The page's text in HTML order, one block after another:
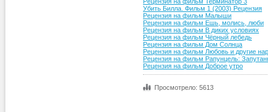
Убить Билла. Фильм 1 (2003) Рецензия
Рецензия на фильм Малыши
Рецензия на фильм Ешь, молись, люби
Рецензия на фильм В диких условиях
Рецензия на фильм Чёрный лебедь
Рецензия на фильм Дом Солнца
Рецензия на фильм Любовь и другие
Рецензия на фильм Рапунцель:
Рецензия на фильм Доброе утро
Просмотрело: 5613